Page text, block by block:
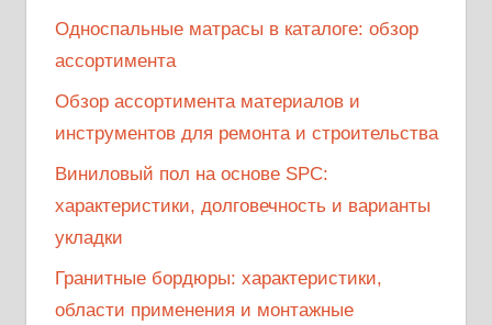
Односпальные матрасы в каталоге: обзор
ассортимента
Обзор ассортимента материалов и
инструментов для ремонта и строительства
Виниловый пол на основе SPC:
характеристики, долговечность и варианты
укладки
Гранитные бордюры: характеристики,
области применения и монтажные